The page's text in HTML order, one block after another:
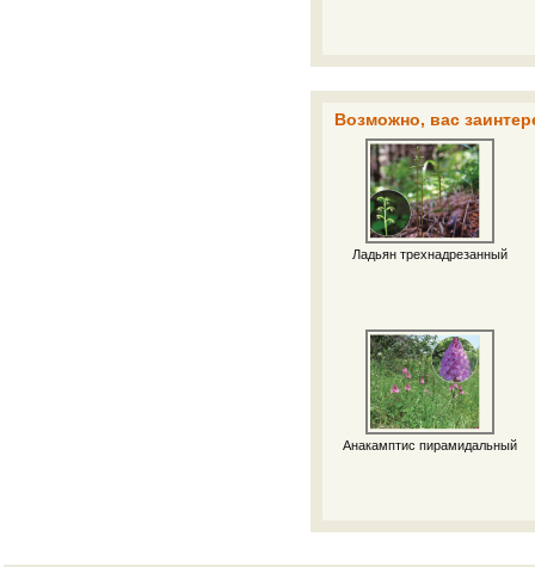
Возможно, вас
Ладьян трехнадрезанный
Анакамптис пирамидальный